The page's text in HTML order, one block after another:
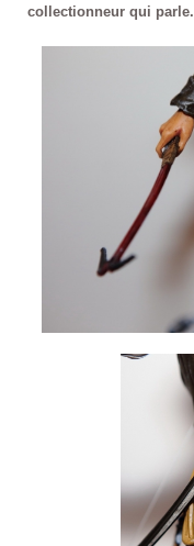
collectionneur qui parle.